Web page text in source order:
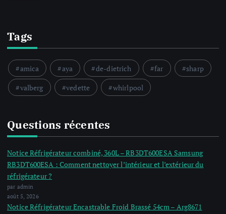
Tags
amica aya de-dietrich far
sharp
valberg
vedette whirlpool
Questions récentes
Notice Réfrigérateur combiné, 360L – RB3DT600ESA Samsung
RB3DT600ESA : Comment nettoyer l’intérieur et l’extérieur du
réfrigérateur ?
par admin
août 5, 2026
Notice Réfrigérateur Encastrable Froid Brassé 54cm – Arg8671